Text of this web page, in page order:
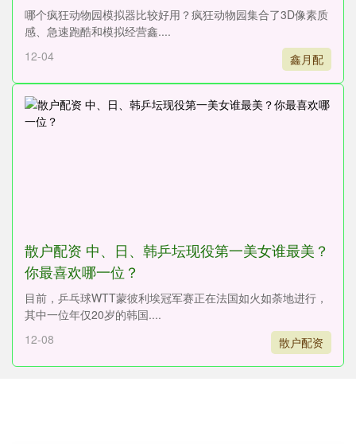
哪个疯狂动物园模拟器比较好用？疯狂动物园集合了3D像素质
感、急速跑酷和模拟经营鑫....
12-04
鑫月配
散户配资 中、日、韩乒坛现役第一美女谁最美？
你最喜欢哪一位？
目前，乒乓球WTT蒙彼利埃冠军赛正在法国如火如荼地进行，
其中一位年仅20岁的韩国....
12-08
散户配资